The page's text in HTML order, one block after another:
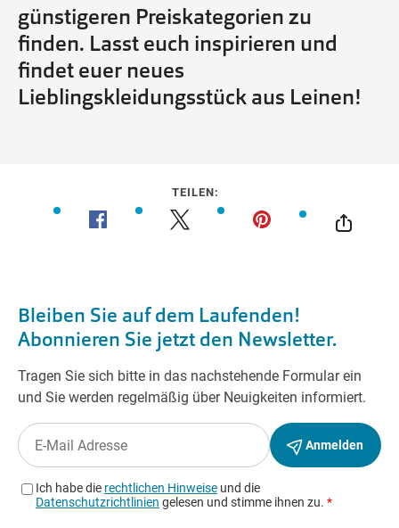
günstigeren Preiskategorien zu
finden. Lasst euch inspirieren und
findet euer neues
Lieblingskleidungsstück aus Leinen!
TEILEN: